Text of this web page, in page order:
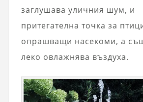
заглушава уличния шум, и
притегателна точка за
опрашващи насекоми, а
леко овлажнява въздуха.